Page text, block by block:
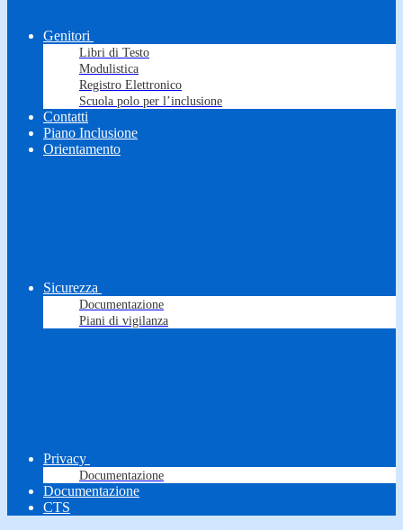
Genitori
Libri di Testo
Modulistica
Registro Elettronico
Scuola polo per l’inclusione
Contatti
Piano Inclusione
Orientamento
Sicurezza
Documentazione
Piani di vigilanza
Privacy
Documentazione
Documentazione
CTS